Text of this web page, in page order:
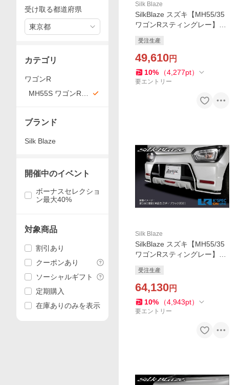
Silk Blaze
SilkBlaze スズキ【MH55/35
ワゴンRスティングレー】Ly
ポイラー Type-S【塗分塗
装】_[LYNX-MH55-FS-2c]
受注生産
49,610円
10% （4,277pt）
要エントリー
Silk Blaze
SilkBlaze スズキ【MH55/35
ワゴンRスティングレー】Ly
【単色塗装】/バックフォグ
あり_[LYNX-MH55-RSF-1c]
受注生産
64,130円
10% （4,943pt）
要エントリー
受け取る都道府県
東京都
カテゴリ
ワゴンR
MH55S ワゴンRス
ブランド
Silk Blaze
開催中のイベント
ボーナスセレクショ
ン最大40%
対象商品
割引あり
クーポンあり
ソーシャルギフト
定期購入
在庫ありのみを表示